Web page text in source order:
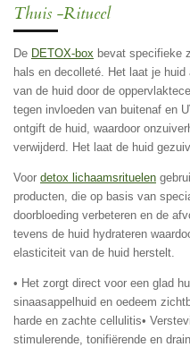
Thuis -Ritueel
De DETOX-box bevat specifieke
hals en decolleté. Het laat je
van de huid door de
tegen invloeden van buitenaf en
ontgift de huid, waardoor
verwijderd. Het laat de huid
Voor detox lichaamsrituelen
producten, die op basis van
doorbloeding verbeteren en de
tevens de huid hydrateren
elasticiteit van de huid herstelt.
• Het zorgt direct voor een glad
sinaasappelhuid en oedeem
harde en zachte cellulitis•
stimulerende, tonifiërende en